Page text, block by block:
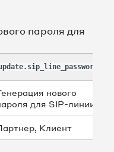
пароля для
нового
для SIP-линии
Клиент